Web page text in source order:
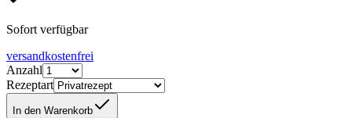
Sofort verfügbar
versandkostenfrei
Anzahl
Rezeptart
In den Warenkorb